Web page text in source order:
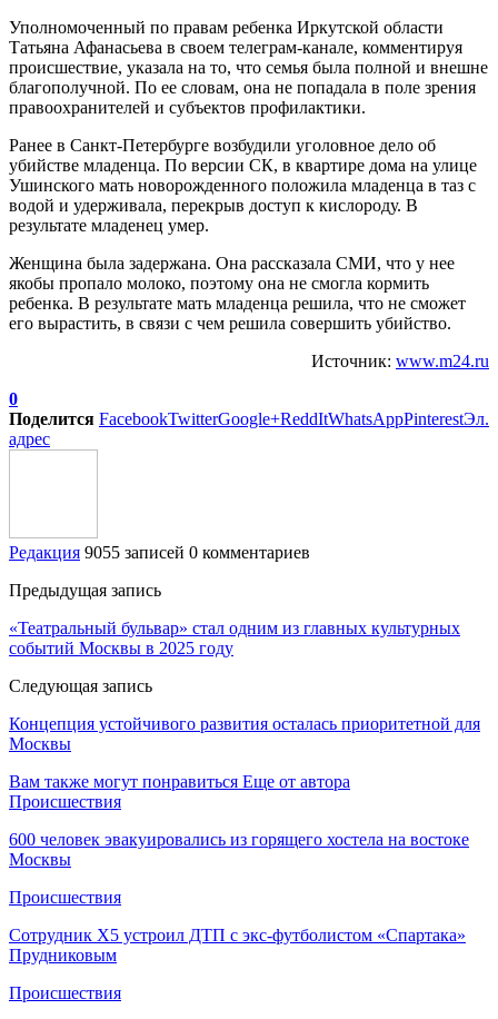
Уполномоченный по правам ребенка Иркутской области
Татьяна Афанасьева в своем телеграм-канале, комментируя
происшествие, указала на то, что семья была полной и внешне
благополучной. По ее словам, она не попадала в поле зрения
правоохранителей и субъектов профилактики.
Ранее в Санкт-Петербурге возбудили уголовное дело об
убийстве младенца. По версии СК, в квартире дома на улице
Ушинского мать новорожденного положила младенца в таз с
водой и удерживала, перекрыв доступ к кислороду. В
результате младенец умер.
Женщина была задержана. Она рассказала СМИ, что у нее
якобы пропало молоко, поэтому она не смогла кормить
ребенка. В результате мать младенца решила, что не сможет
его вырастить, в связи с чем решила совершить убийство.
Источник: www.m24.ru
0
Поделится FacebookTwitterGoogle+ReddItWhatsAppPinterestЭл.
адрес
Редакция 9055 записей 0 комментариев
Предыдущая запись
«Театральный бульвар» стал одним из главных культурных
событий Москвы в 2025 году
Следующая запись
Концепция устойчивого развития осталась приоритетной для
Москвы
Вам также могут понравиться Еще от автора
Происшествия
600 человек эвакуировались из горящего хостела на востоке
Москвы
Происшествия
Сотрудник Х5 устроил ДТП с экс-футболистом «Спартака»
Прудниковым
Происшествия